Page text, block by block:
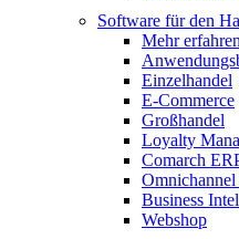
Software für den
Mehr
Einzelhandel
E-Commerce
Großhandel
Loyalty
Comarch
Business
Webshop